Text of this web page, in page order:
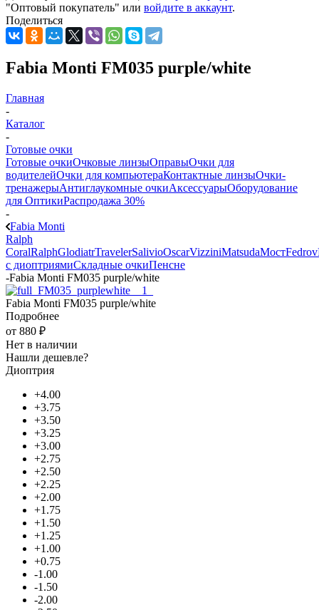
"Оптовый покупатель" или войдите в аккаунт.
Поделиться
Fabia Monti FM035 purple/white
Главная
-
Каталог
-
Готовые очки
Готовые очкиОчковые линзыОправыОчки для
водителейОчки для компьютераКонтактные линзыОчки-
тренажерыАнтиглаукомные очкиАксессуарыОборудование
для ОптикиРаспродажа 30%
-
Fabia Monti
Ralph
CoralRalphGlodiatrTravelerSalivioOscarVizziniMatsudaМостFedrov
с диоптриямиСкладные очкиПенсне
-Fabia Monti FM035 purple/white
Fabia Monti FM035 purple/white
Подробнее
от 880 ₽
Нет в наличии
Нашли дешевле?
Диоптрия
+4.00
+3.75
+3.50
+3.25
+3.00
+2.75
+2.50
+2.25
+2.00
+1.75
+1.50
+1.25
+1.00
+0.75
-1.00
-1.50
-2.00